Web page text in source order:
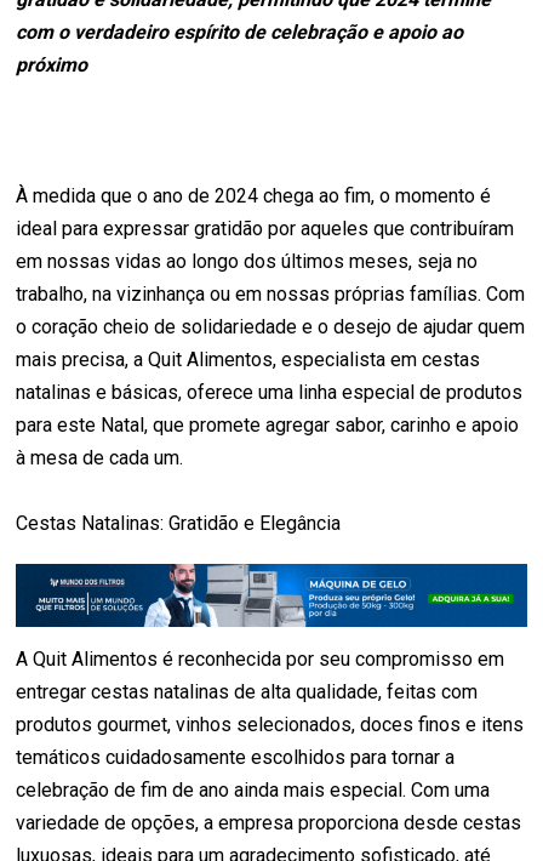
com o verdadeiro espírito de celebração e apoio ao
próximo
À medida que o ano de 2024 chega ao fim, o momento é
ideal para expressar gratidão por aqueles que contribuíram
em nossas vidas ao longo dos últimos meses, seja no
trabalho, na vizinhança ou em nossas próprias famílias. Com
o coração cheio de solidariedade e o desejo de ajudar quem
mais precisa, a Quit Alimentos, especialista em cestas
natalinas e básicas, oferece uma linha especial de produtos
para este Natal, que promete agregar sabor, carinho e apoio
à mesa de cada um.
Cestas Natalinas: Gratidão e Elegância
A Quit Alimentos é reconhecida por seu compromisso em
entregar cestas natalinas de alta qualidade, feitas com
produtos gourmet, vinhos selecionados, doces finos e itens
temáticos cuidadosamente escolhidos para tornar a
celebração de fim de ano ainda mais especial. Com uma
variedade de opções, a empresa proporciona desde cestas
luxuosas, ideais para um agradecimento sofisticado, até